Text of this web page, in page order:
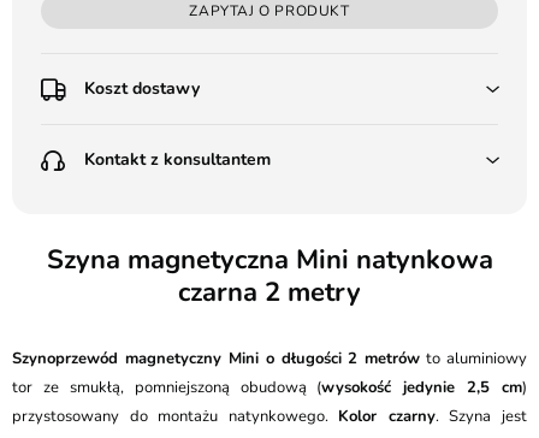
ZAPYTAJ O PRODUKT
Koszt dostawy
Poczta Polska Kurier 48H - 11 zł
(od 1000 zł dla gabarytów, nie dotyczy produktów 3m)
Kurier GLS - 20 zł
Przesyłka Gabarytowa - 35 zł
Kontakt z konsultantem
Batalionów Chłopskich 12, 94-058 Łódź
Szyna magnetyczna Mini natynkowa
czarna 2 metry
Szynoprzewód magnetyczny Mini o długości 2 metrów to aluminiowy
tor ze smukłą, pomniejszoną obudową (wysokość jedynie 2,5 cm)
przystosowany do montażu natynkowego. Kolor czarny. Szyna jest